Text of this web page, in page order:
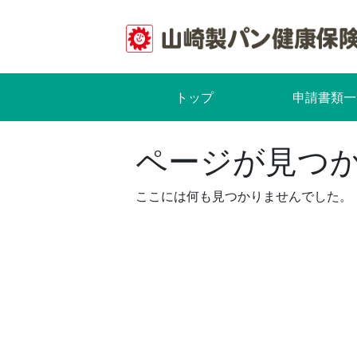
トップ 申請書類
ページが見つ
ここには何も見つかりませんでした。